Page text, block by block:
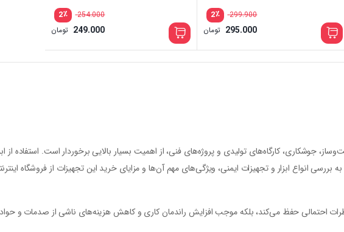
٪2 299.900
295.000 تومان
٪2 254.000
249.000 تومان
جوشکاری، کارگاه‌های تولیدی و پروژه‌های فنی، از اهمیت بسیار بالایی برخوردار است. استفاده
انواع ابزار و تجهیزات ایمنی، ویژگی‌های مهم آن‌ها و مزایای خرید این تجهیزات از فروشگاه
خطرات احتمالی حفظ می‌کند، بلکه موجب افزایش راندمان کاری و کاهش هزینه‌های ناشی از صدمات و